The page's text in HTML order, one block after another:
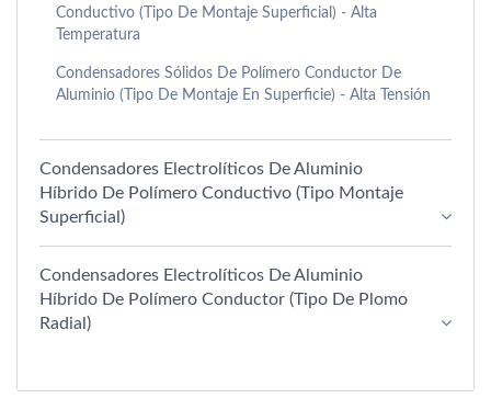
Conductivo (Tipo De Montaje Superficial) - Alta
Temperatura
Condensadores Sólidos De Polímero Conductor De
Aluminio (tipo De Montaje En Superficie) - Alta Tensión
Condensadores Electrolíticos De Aluminio
Híbrido De Polímero Conductivo (Tipo Montaje
Superficial)
Condensadores Electrolíticos De Aluminio
Híbrido De Polímero Conductor (tipo De Plomo
Radial)